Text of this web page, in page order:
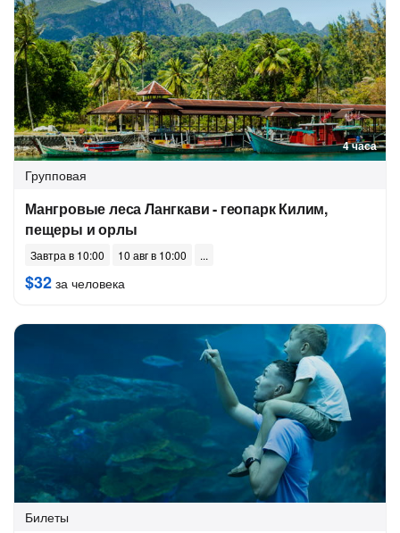
4 часа
Групповая
Мангровые леса Лангкави - геопарк Килим,
пещеры и орлы
Завтра в 10:00 10 авг в 10:00
$32 за человека
Билеты